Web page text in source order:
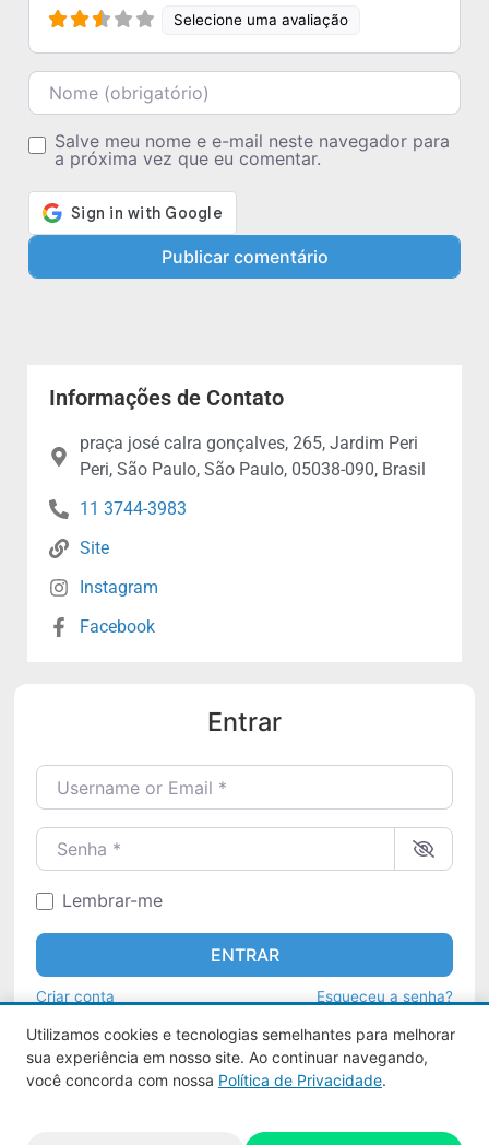
Selecione uma avaliação
Nome
Salve meu nome e e-mail neste navegador para
a próxima vez que eu comentar.
Informações de Contato
praça josé calra gonçalves, 265, Jardim Peri
Peri, São Paulo, São Paulo, 05038-090, Brasil
11 3744-3983
Site
Instagram
Facebook
Entrar
Username or Email*
Senha*
Lembrar-me
ENTRAR
Criar conta Esqueceu a senha?
Utilizamos cookies e tecnologias semelhantes para melhorar
sua experiência em nosso site. Ao continuar navegando,
você concorda com nossa Política de Privacidade.